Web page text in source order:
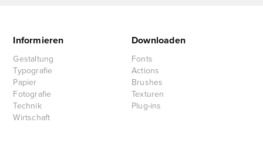
Informieren
Gestaltung
Typografie
Papier
Fotografie
Technik
Wirtschaft
Downloaden
Fonts
Actions
Brushes
Texturen
Plug-ins